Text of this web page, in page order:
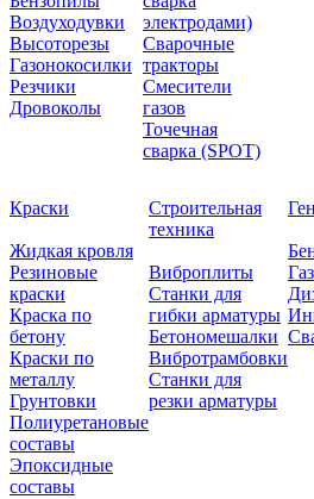
Воздуходувки
Высоторезы
Газонокосилки
Резчики
Дровоколы
электродами)
Сварочные
тракторы
Смесители
газов
Точечная
сварка (SPOT)
Краски
Жидкая кровля
Резиновые
краски
Краска по
бетону
Краски по
металлу
Грунтовки
Полиуретановые
составы
Эпоксидные
составы
Строительная
техника
Виброплиты
Станки для
гибки арматуры
Бетономешалки
Вибротрамбовки
Станки для
резки арматуры